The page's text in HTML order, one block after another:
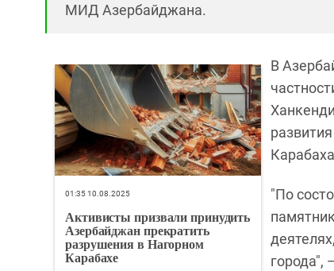
МИД Азербайджана.
01:35 10.08.2025
Активисты призвали принудить
Азербайджан прекратить
разрушения в Нагорном
Карабахе
В
"По
города",